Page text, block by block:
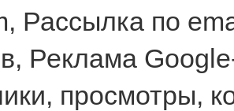
Рассылка по
Реклама
просмотры,